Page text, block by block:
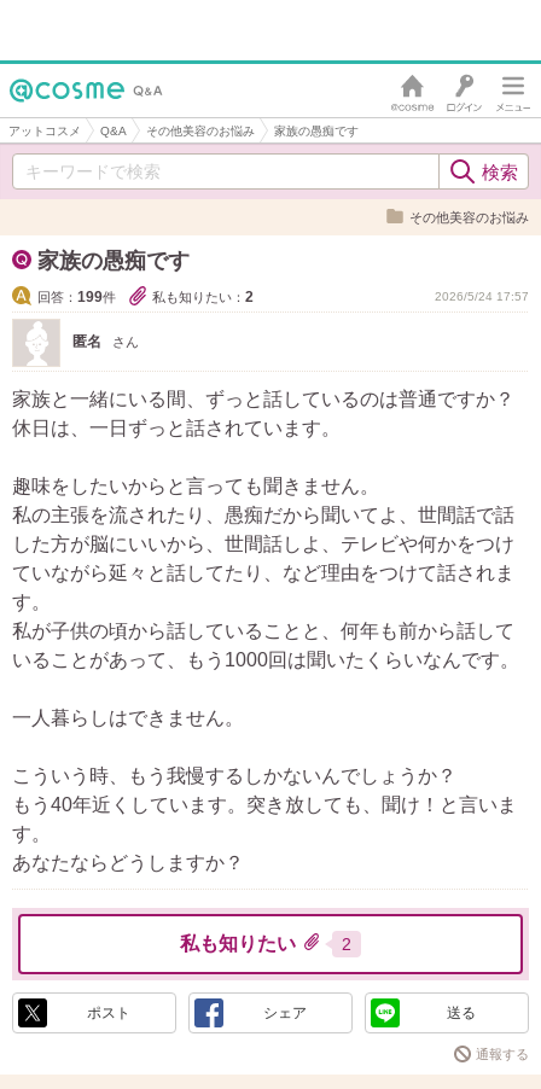
アットコスメ Q&A その他美容のお悩み 家族の愚痴です
その他美容のお悩み
家族の愚痴です
回答： 199件 私も知りたい： 2 2026/5/24 17:57
匿名 さん
家族と一緒にいる間、ずっと話しているのは普通ですか？
休日は、一日ずっと話されています。
趣味をしたいからと言っても聞きません。
私の主張を流されたり、愚痴だから聞いてよ、世間話で話
した方が脳にいいから、世間話しよ、テレビや何かをつけ
ていながら延々と話してたり、など理由をつけて話されま
す。
私が子供の頃から話していることと、何年も前から話して
いることがあって、もう1000回は聞いたくらいなんです。
一人暮らしはできません。
こういう時、もう我慢するしかないんでしょうか？
もう40年近くしています。突き放しても、聞け！と言いま
す。
あなたならどうしますか？
私も知りたい 2
ポスト シェア 送る
通報する